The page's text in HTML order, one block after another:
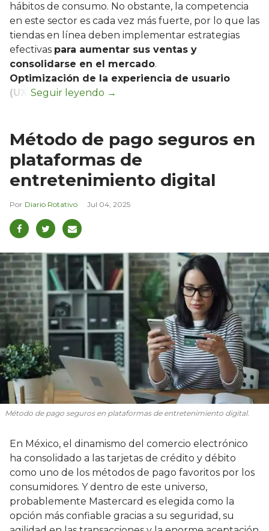
hábitos de consumo. No obstante, la competencia
en este sector es cada vez más fuerte, por lo que las
tiendas en línea deben implementar estrategias
efectivas para aumentar sus ventas y
consolidarse en el mercado.
Optimización de la experiencia de usuario
(UX)
Método de pago seguros en
plataformas de
entretenimiento digital
Diario Rotativo Jul 04, 2025
Método de pago seguros en plataformas de entretenimiento digital.
En México, el dinamismo del comercio electrónico
ha consolidado a las tarjetas de crédito y débito
como uno de los métodos de pago favoritos por los
consumidores. Y dentro de este universo,
probablemente Mastercard es elegida como la
opción más confiable gracias a su seguridad, su